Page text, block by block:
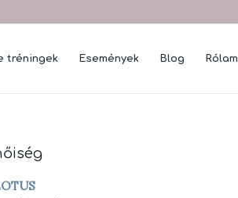
tréningek Események Blog Rólam